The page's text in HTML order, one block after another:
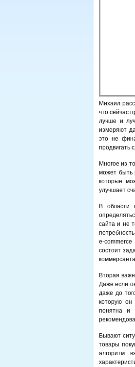
Михаил
что сейчас
лучше и
измеряют
это не
продвигать
Многое из
может быть
которые
улучшает
В области
сайта и не
e-
состоит
Вторая
Даже если
даже до
которую
понятна и
Бывают
товары
алгоритм